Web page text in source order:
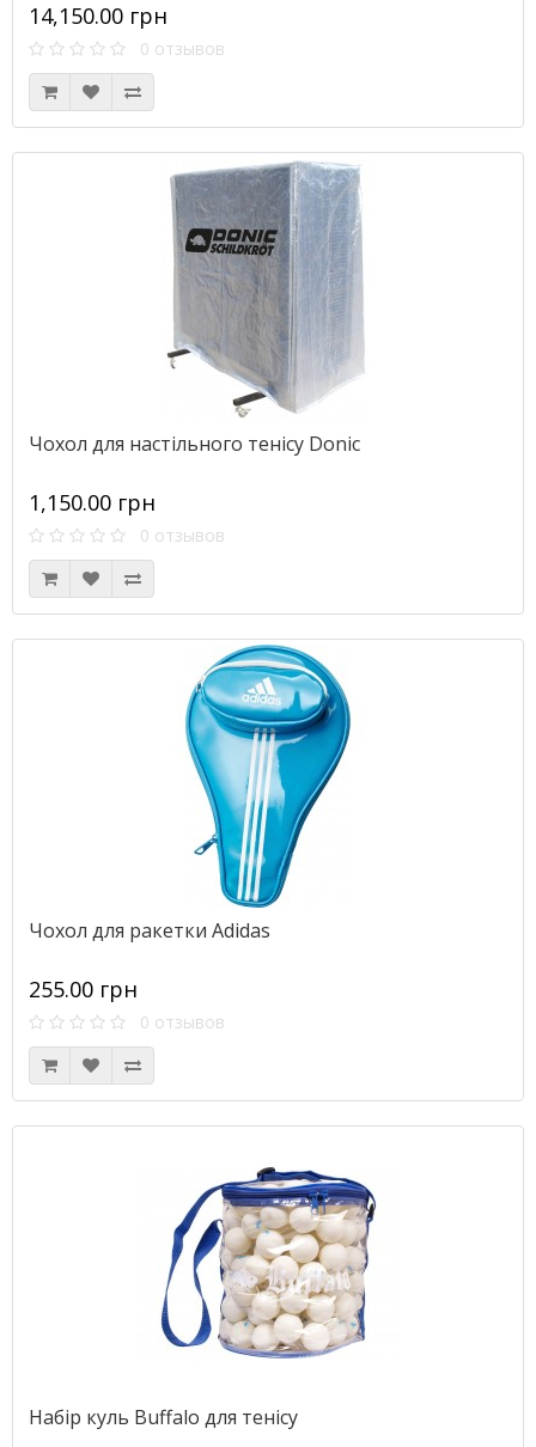
14,150.00 грн
0 отзывов
Чохол для настільного тенісу Donic
1,150.00 грн
0 отзывов
Чохол для ракетки Adidas
255.00 грн
0 отзывов
Набір куль Buffalo для тенісу